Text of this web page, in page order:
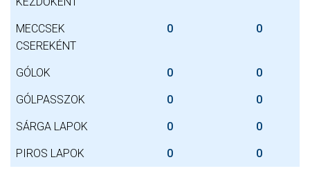
MECCSEK
CSEREKÉNT
0 0
GÓLOK 0 0
GÓLPASSZOK 0 0
SÁRGA LAPOK 0 0
PIROS LAPOK 0 0